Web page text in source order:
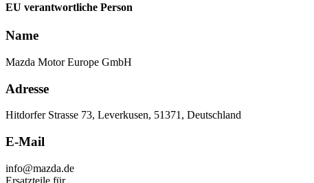
EU verantwortliche Person
Name
Mazda Motor Europe GmbH
Adresse
Hitdorfer Strasse 73, Leverkusen, 51371, Deutschland
E-Mail
info@mazda.de
Ersatzteile für